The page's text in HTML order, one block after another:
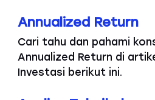
Annualized Return
Cari tahu dan pahami
Annualized Return di
Investasi berikut ini.